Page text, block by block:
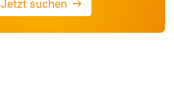
Jetzt suchen